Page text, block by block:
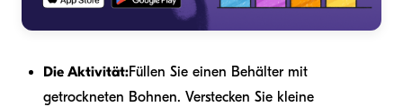
Die Aktivität:Füllen Sie einen Behälter mit
getrockneten Bohnen. Verstecken Sie kleine